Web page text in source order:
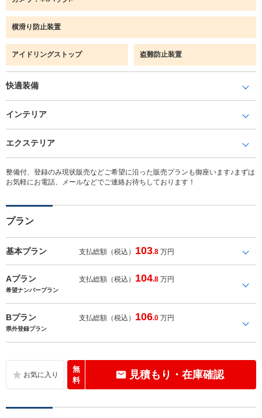
横滑り防止装置
アイドリングストップ 盗難防止装置
快適装備
インテリア
エクステリア
整備付、登録のみ現状販売などご希望に沿った販売プランも御座います♪まずは
お気軽にお電話、メールなどでご連絡お待ちしております！
プラン
基本プラン 支払総額（税込） 103.8 万円
Aプラン 支払総額（税込） 104.8 万円
希望ナンバープラン
Bプラン 支払総額（税込） 106.0 万円
県外登録プラン
無
料
見積もり・在庫確認